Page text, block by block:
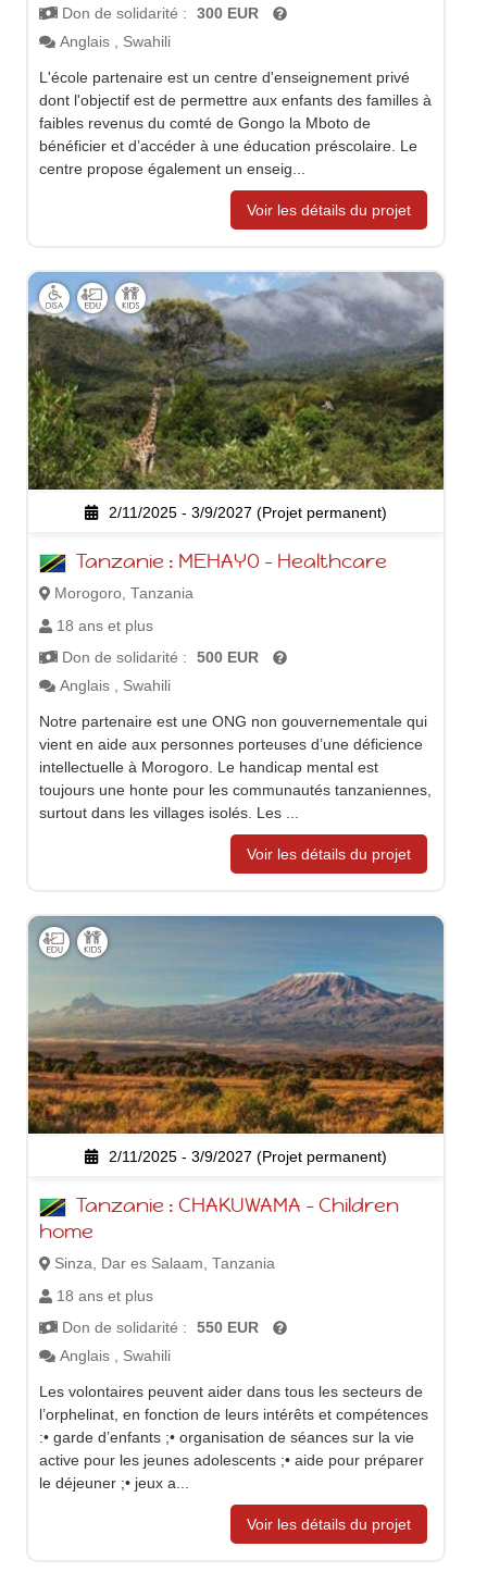
Don de solidarité :
300 EUR
Anglais , Swahili
L'école partenaire est un centre d'enseignement privé
dont l'objectif est de permettre aux enfants des familles à
faibles revenus du comté de Gongo la Mboto de
bénéficier et d’accéder à une éducation préscolaire. Le
centre propose également un enseig...
Voir les détails du projet
2/11/2025 - 3/9/2027 (Projet permanent)
Tanzanie : MEHAYO – Healthcare
Morogoro, Tanzania
18 ans et plus
Don de solidarité :
500 EUR
Anglais , Swahili
Notre partenaire est une ONG non gouvernementale qui
vient en aide aux personnes porteuses d’une déficience
intellectuelle à Morogoro. Le handicap mental est
toujours une honte pour les communautés tanzaniennes,
surtout dans les villages isolés. Les ...
Voir les détails du projet
2/11/2025 - 3/9/2027 (Projet permanent)
home
Sinza, Dar es Salaam, Tanzania
18 ans et plus
Don de solidarité :
550 EUR
Anglais , Swahili
Les volontaires peuvent aider dans tous les secteurs de
l’orphelinat, en fonction de leurs intérêts et compétences
:• garde d’enfants ;• organisation de séances sur la vie
active pour les jeunes adolescents ;• aide pour préparer
le déjeuner ;• jeux a...
Voir les détails du projet